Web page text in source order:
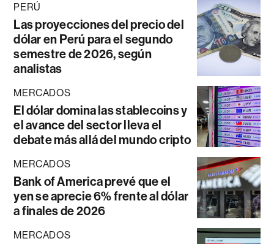
PERÚ
Las proyecciones del precio del
dólar en Perú para el segundo
semestre de 2026, según
analistas
MERCADOS
El dólar domina las stablecoins y
el avance del sector lleva el
debate más allá del mundo cripto
MERCADOS
Bank of America prevé que el
yen se aprecie 6% frente al dólar
a finales de 2026
MERCADOS